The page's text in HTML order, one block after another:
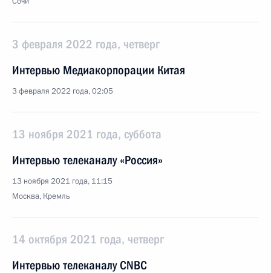
3 февраля 2022 года, четверг
Интервью Медиакорпорации Китая
3 февраля 2022 года, 02:05
13 ноября 2021 года, суббота
Интервью телеканалу «Россия»
13 ноября 2021 года, 11:15
Москва, Кремль
14 октября 2021 года, четверг
Интервью телеканалу CNBC